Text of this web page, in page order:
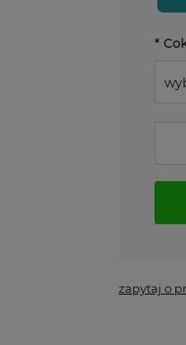
*
zapytaj o